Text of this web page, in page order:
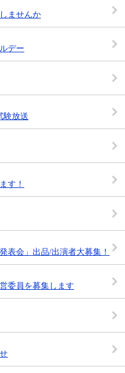
ませんか
デー
験放送
す！
表会」出品/出演者大募集！
委員を募集します